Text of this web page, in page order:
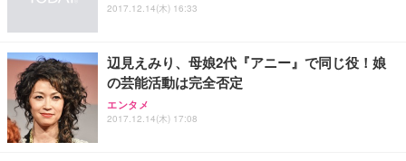
2017.12.14(木) 16:33
辺見えみり、母娘2代『アニー』で同じ役！娘
の芸能活動は完全否定
エンタメ
2017.12.14(木) 17:08